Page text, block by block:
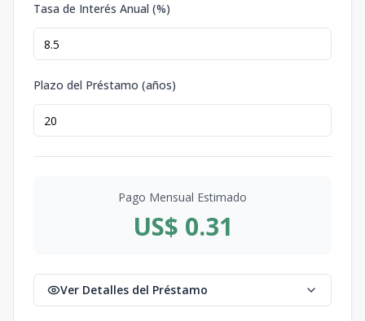
Tasa de Interés Anual (%)
Plazo del Préstamo (años)
Pago Mensual Estimado
US$ 0.31
Ver Detalles del Préstamo